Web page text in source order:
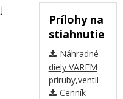
Prílohy na
stiahnutie
Náhradné
diely VAREM
príruby,ventil
Cenník